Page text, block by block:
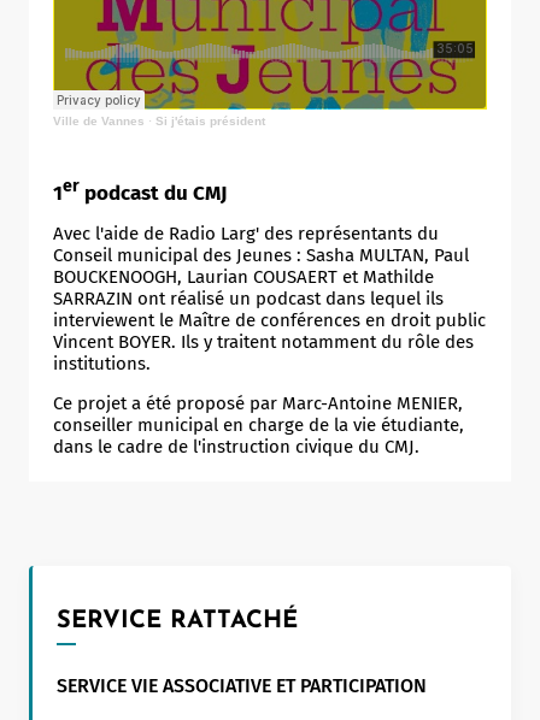
(27/05/2026)
jeunesse
27/05/2024 :2eséance de cinéma plein air
solidairedans la cour du collège Jules Simon
22/06/2024 :« Nos talents sous les projecteurs »
sur le port
Ville de Vannes · Si j'étais président
1er podcast du CMJ
Avec l'aide de Radio Larg' des représentants du
Conseil municipal des Jeunes : Sasha MULTAN, Paul
BOUCKENOOGH, Laurian COUSAERT et Mathilde
SARRAZIN ont réalisé un podcast dans lequel ils
interviewent le Maître de conférences en droit public
Vincent BOYER. Ils y traitent notamment du rôle des
institutions.
Ce projet a été proposé par Marc-Antoine MENIER,
conseiller municipal en charge de la vie étudiante,
dans le cadre de l'instruction civique du CMJ.
SERVICE RATTACHÉ
SERVICE VIE ASSOCIATIVE ET PARTICIPATION